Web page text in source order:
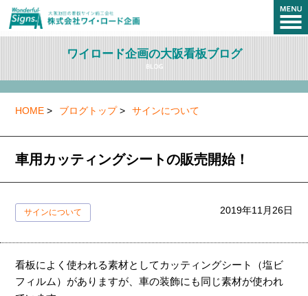
ワイロード企画の大阪看板ブログ
HOME > ブログトップ> サインについて
車用カッティングシートの販売開始！
サインについて 2019年11月26日
看板によく使われる素材としてカッティングシート（塩ビ
フィルム）がありますが、車の装飾にも同じ素材が使われ